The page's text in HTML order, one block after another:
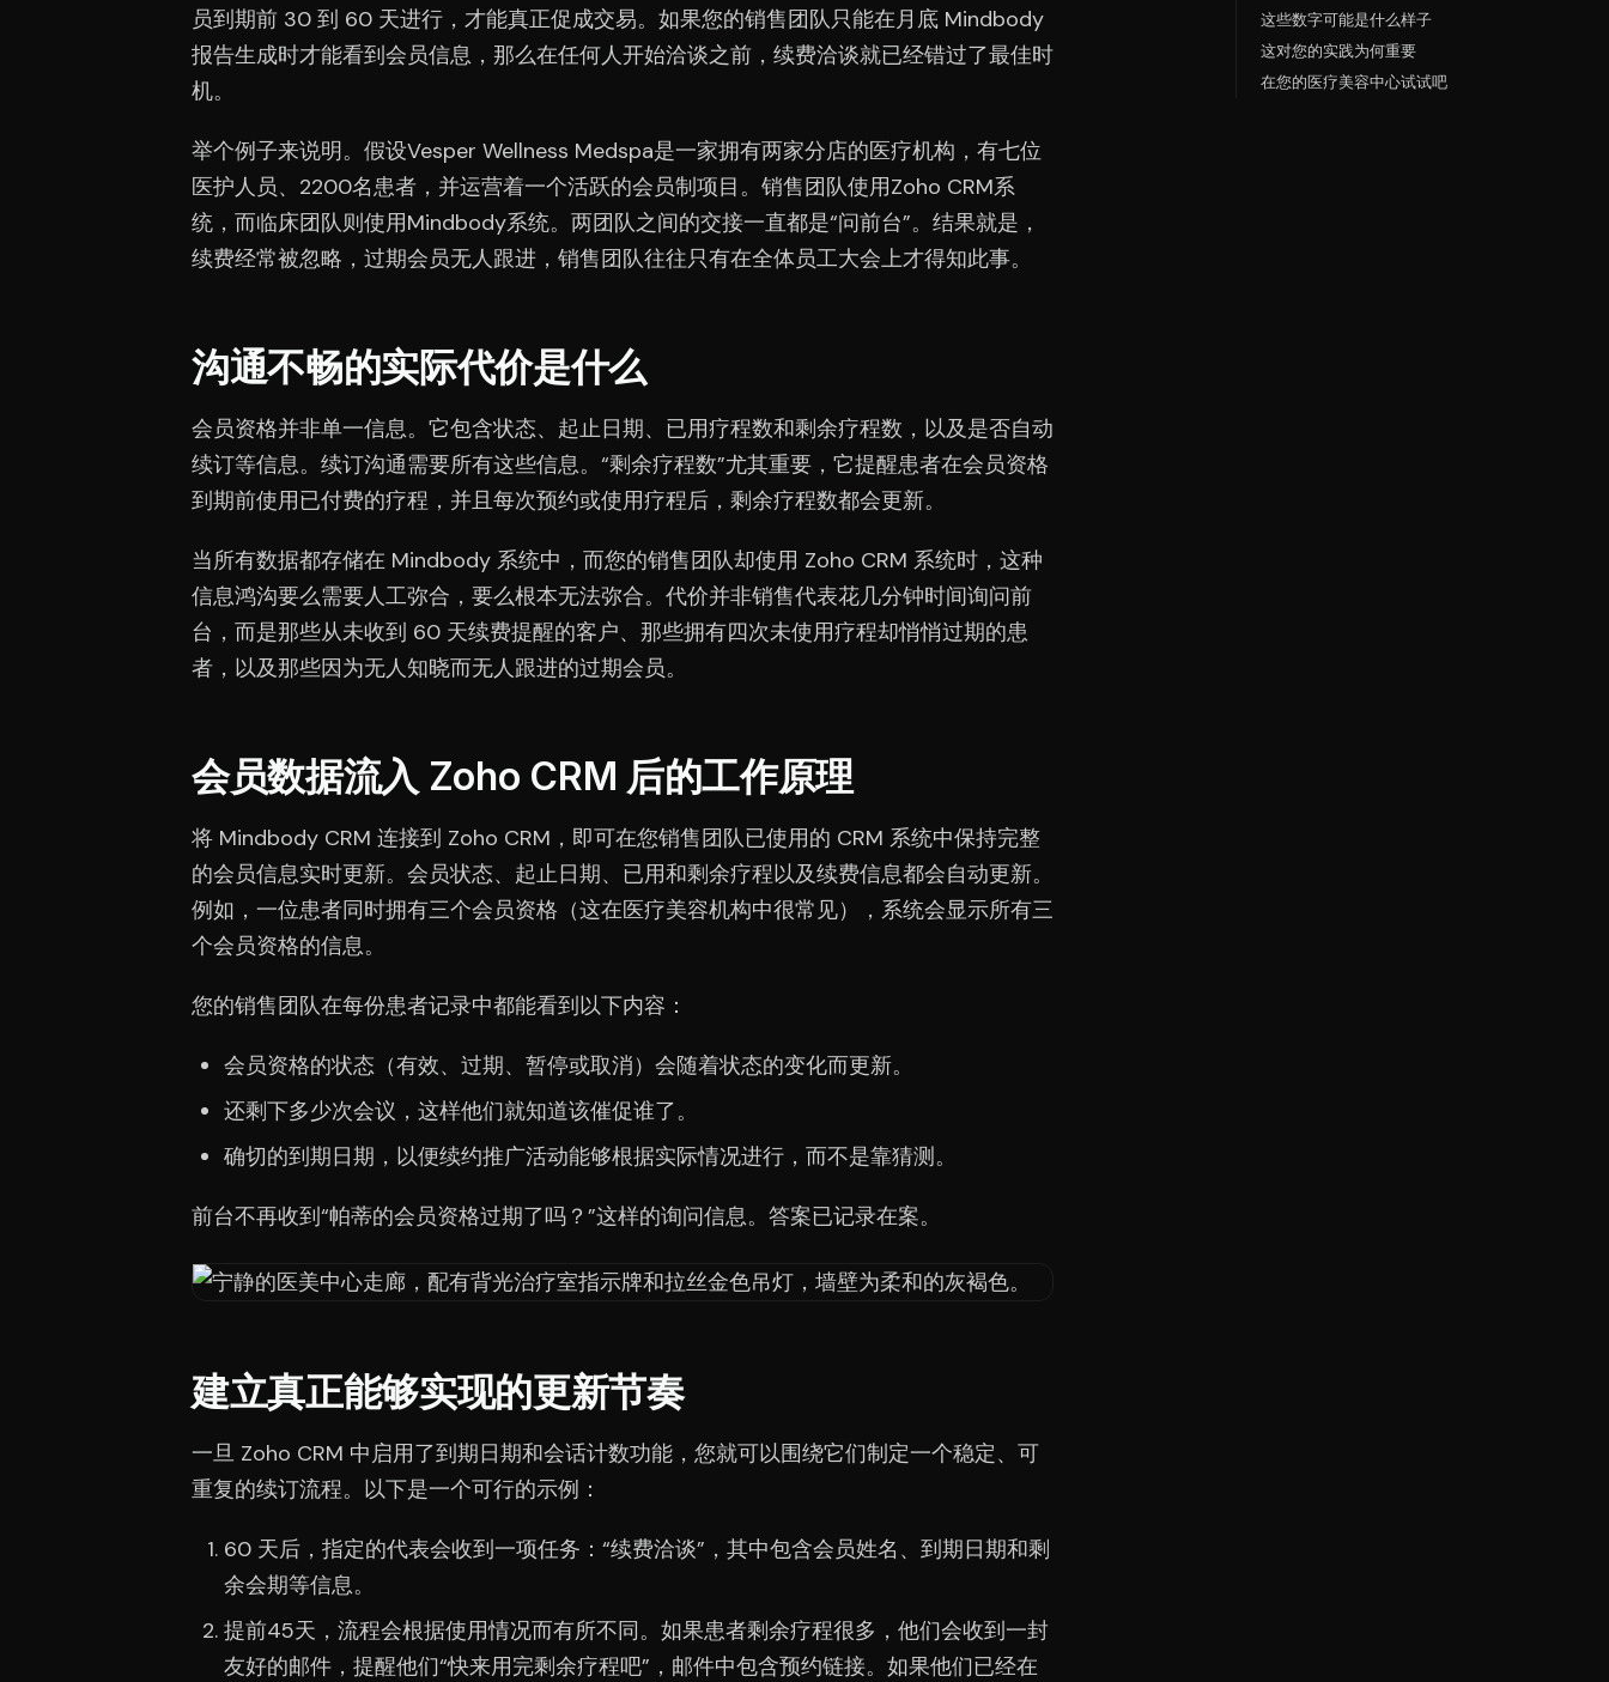
员到期前 30 到 60 天进行，才能真正促成交易。如果您的销售团队只能在月底 Mindbody
报告生成时才能看到会员信息，那么在任何人开始洽谈之前，续费洽谈就已经错过了最佳时
机。
举个例子来说明。假设Vesper Wellness Medspa是一家拥有两家分店的医疗机构，有七位
医护人员、2200名患者，并运营着一个活跃的会员制项目。销售团队使用Zoho CRM系
统，而临床团队则使用Mindbody系统。两团队之间的交接一直都是“问前台”。结果就是，
续费经常被忽略，过期会员无人跟进，销售团队往往只有在全体员工大会上才得知此事。
沟通不畅的实际代价是什么
会员资格并非单一信息。它包含状态、起止日期、已用疗程数和剩余疗程数，以及是否自动
续订等信息。续订沟通需要所有这些信息。“剩余疗程数”尤其重要，它提醒患者在会员资格
到期前使用已付费的疗程，并且每次预约或使用疗程后，剩余疗程数都会更新。
当所有数据都存储在 Mindbody 系统中，而您的销售团队却使用 Zoho CRM 系统时，这种
信息鸿沟要么需要人工弥合，要么根本无法弥合。代价并非销售代表花几分钟时间询问前
台，而是那些从未收到 60 天续费提醒的客户、那些拥有四次未使用疗程却悄悄过期的患
者，以及那些因为无人知晓而无人跟进的过期会员。
会员数据流入 Zoho CRM 后的工作原理
将 Mindbody CRM 连接到 Zoho CRM，即可在您销售团队已使用的 CRM 系统中保持完整
的会员信息实时更新。会员状态、起止日期、已用和剩余疗程以及续费信息都会自动更新。
例如，一位患者同时拥有三个会员资格（这在医疗美容机构中很常见），系统会显示所有三
个会员资格的信息。
您的销售团队在每份患者记录中都能看到以下内容：
会员资格的状态（有效、过期、暂停或取消）会随着状态的变化而更新。
还剩下多少次会议，这样他们就知道该催促谁了。
确切的到期日期，以便续约推广活动能够根据实际情况进行，而不是靠猜测。
前台不再收到“帕蒂的会员资格过期了吗？”这样的询问信息。答案已记录在案。
建立真正能够实现的更新节奏
一旦 Zoho CRM 中启用了到期日期和会话计数功能，您就可以围绕它们制定一个稳定、可
重复的续订流程。以下是一个可行的示例：
60 天后，指定的代表会收到一项任务：“续费洽谈”，其中包含会员姓名、到期日期和剩
余会期等信息。
提前45天，流程会根据使用情况而有所不同。如果患者剩余疗程很多，他们会收到一封
友好的邮件，提醒他们“快来用完剩余疗程吧”，邮件中包含预约链接。如果他们已经在
这些数字可能是什么样子
这对您的实践为何重要
在您的医疗美容中心试试吧